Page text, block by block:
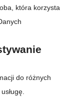
która korzysta
do różnych